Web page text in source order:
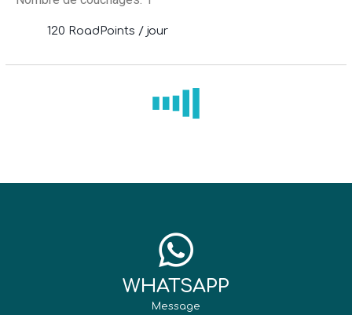
120 RoadPoints / jour
WHATSAPP
Message